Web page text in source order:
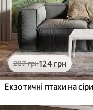
207грн124 грн